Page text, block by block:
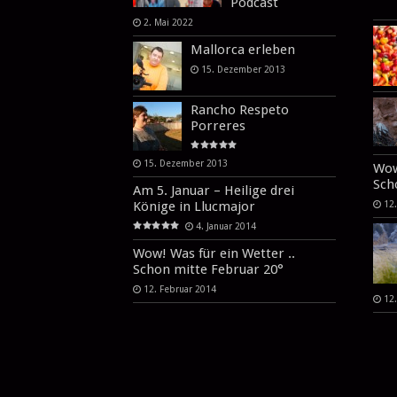
2. Mai 2022
Mallorca erleben
15. Dezember 2013
Rancho Respeto
Porreres
15. Dezember 2013
Am 5. Januar – Heilige drei
Könige in Llucmajor
4. Januar 2014
Wow! Was für ein Wetter ..
Schon mitte Februar 20°
12. Februar 2014